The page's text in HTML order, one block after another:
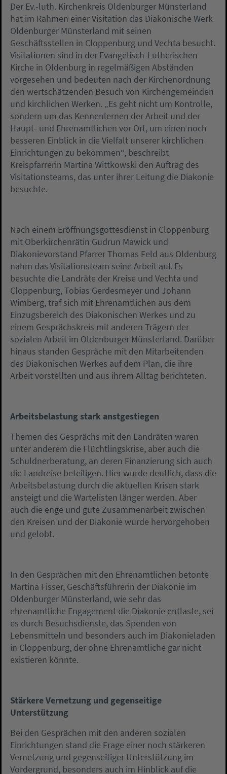
Der Ev.-luth. Kirchenkreis Oldenburger Münsterland
hat im Rahmen einer Visitation das Diakonische Werk
Oldenburger Münsterland mit seinen
Geschäftsstellen in Cloppenburg und Vechta besucht.
Visitationen sind in der Evangelisch-Lutherischen
Kirche in Oldenburg in regelmäßigen Abständen
vorgesehen und bedeuten nach der Kirchenordnung
den wertschätzenden Besuch von Kirchengemeinden
und kirchlichen Werken. „Es geht nicht um Kontrolle,
sondern um das Kennenlernen der Arbeit und der
Haupt- und Ehrenamtlichen vor Ort, um einen noch
besseren Einblick in die Vielfalt unserer kirchlichen
Einrichtungen zu bekommen“, beschreibt
Kreispfarrerin Martina Wittkowski den Auftrag des
Visitationsteams, das unter ihrer Leitung die Diakonie
besuchte.
Nach einem Eröffnungsgottesdienst in Cloppenburg
mit Oberkirchenrätin Gudrun Mawick und
Diakonievorstand Pfarrer Thomas Feld aus Oldenburg
nahm das Visitationsteam seine Arbeit auf. Es
besuchte die Landräte der Kreise und Vechta und
Cloppenburg, Tobias Gerdesmeyer und Johann
Wimberg, traf sich mit Ehrenamtlichen aus dem
Einzugsbereich des Diakonischen Werkes und zu
einem Gesprächskreis mit anderen Trägern der
sozialen Arbeit im Oldenburger Münsterland. Darüber
hinaus standen Gespräche mit den Mitarbeitenden
des Diakonischen Werkes auf dem Plan, die ihre
Arbeit vorstellten und aus ihrem Alltag berichteten.
Arbeitsbelastung stark anstgestiegen
Themen des Gesprächs mit den Landräten waren
unter anderem die Flüchtlingskrise, aber auch die
Schuldnerberatung, an deren Finanzierung sich auch
die Landreise beteiligen. Hier wurde deutlich, dass die
Arbeitsbelastung durch die aktuellen Krisen stark
ansteigt und die Wartelisten länger werden. Aber
auch die enge und gute Zusammenarbeit zwischen
den Kreisen und der Diakonie wurde hervorgehoben
und gelobt.
In den Gesprächen mit den Ehrenamtlichen betonte
Martina Fisser, Geschäftsführerin der Diakonie im
Oldenburger Münsterland, wie sehr das
ehrenamtliche Engagement die Diakonie entlaste, sei
es durch Besuchsdienste, das Spenden von
Lebensmitteln und besonders auch im Diakonieladen
in Cloppenburg, der ohne Ehrenamtliche gar nicht
existieren könnte.
Stärkere Vernetzung und gegenseitige
Unterstützung
Bei den Gesprächen mit den anderen sozialen
Einrichtungen stand die Frage einer noch stärkeren
Vernetzung und gegenseitiger Unterstützung im
Vordergrund, besonders auch im Hinblick auf die